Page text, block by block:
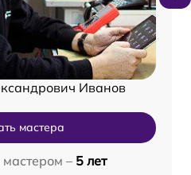
Иванов
мастера
– 5 лет